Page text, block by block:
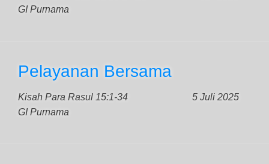
GI Purnama
Pelayanan Bersama
Kisah Para Rasul 15:1-34
5 Juli 2025
GI Purnama